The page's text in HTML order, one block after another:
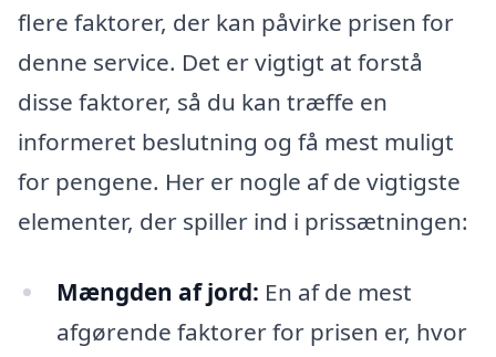
flere faktorer, der kan påvirke prisen for
denne service. Det er vigtigt at forstå
disse faktorer, så du kan træffe en
informeret beslutning og få mest muligt
for pengene. Her er nogle af de vigtigste
elementer, der spiller ind i prissætningen:
Mængden af jord: En af de mest
afgørende faktorer for prisen er, hvor